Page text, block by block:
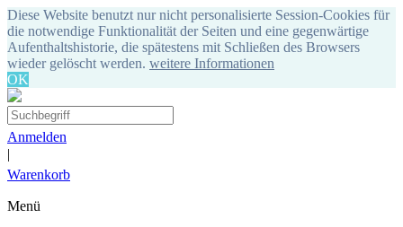
Diese Website benutzt nur nicht personalisierte Session-Cookies für
die notwendige Funktionalität der Seiten und eine gegenwärtige
Aufenthaltshistorie, die spätestens mit Schließen des Browsers
wieder gelöscht werden. weitere Informationen
OK
Anmelden
|
Warenkorb
Menü